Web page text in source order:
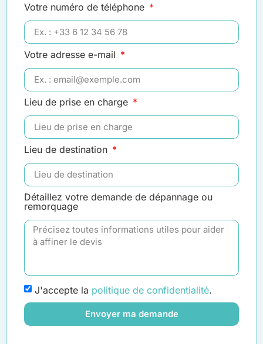
Votre numéro de téléphone
Votre adresse e-mail
Lieu de prise en charge
Lieu de destination
Détaillez votre demande de dépannage ou
remorquage
J'accepte la politique de confidentialité.
Envoyer ma demande